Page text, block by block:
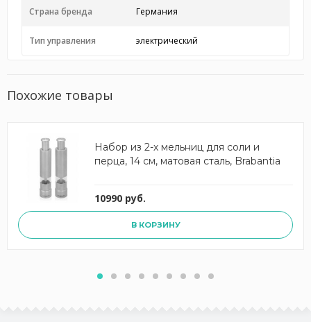
Страна бренда Германия
Тип управления электрический
Похожие товары
Набор из 2-х мельниц для соли и
перца, 14 см, матовая сталь, Brabantia
10990 руб.
В КОРЗИНУ